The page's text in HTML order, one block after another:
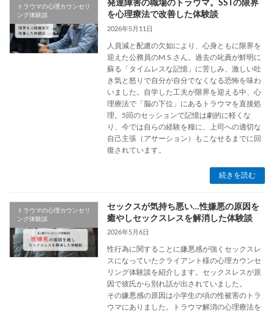
トラウマの心理カウンセリ
ング体験談
発達障害の職場のトラウマ。SSTの限界
を心理療法で改善した体験談
2026年5月11日
人員減と配慮の欠如により、心身ともに限界を
迎えた公務員のM.S.さん。過去の叱責が鮮明に
蘇る「タイムレスな記憶」に苦しみ、激しい吐
き気と怒りで自分が自分でなくなる恐怖を味わ
いました。自学した工夫が限界を迎える中、心
理療法で「脳の下位」にあるトラウマを直接処
理。5回のセッションで記憶は劇的に軽くな
り、今では自らの経験を糧に、上司への適切な
自己主張（アサーション）もこなせるまでに回
復されています。
続きを読む
トラウマの心理カウンセリ
ング体験談
セックスが気持ち悪い…性嫌悪の原因を
癒やしセックスレスを解消した体験談
2026年5月6日
性行為に関することに嫌悪感が強くセックスレ
スになっていたクライアント様の心理カウンセ
リング体験談を紹介します。セックスレスが原
因で彼氏から別れ話が出されていました。
その嫌悪感の原因は小学生の頃の性被害のトラ
ウマにありました。トラウマ解消の心理療法を